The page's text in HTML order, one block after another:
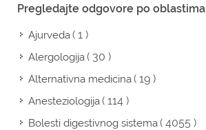
Pregledajte odgovore po oblastima
Ajurveda( 1 )
Alergologija( 30 )
Alternativna medicina( 19 )
Anesteziologija( 114 )
Bolesti digestivnog sistema( 4055 )